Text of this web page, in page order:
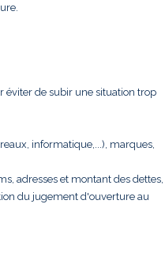
éviter de subir une situation trop
informatique,...), marques,
adresses et montant des dettes,
du jugement d'ouverture au